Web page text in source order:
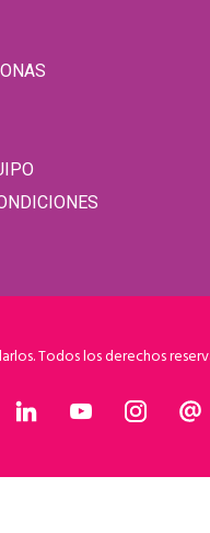
Todos los derechos